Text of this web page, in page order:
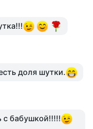
доля шутки.
с бабушкой!!!!!